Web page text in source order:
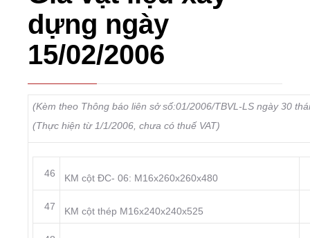
dựng ngày
15/02/2006
(Kèm theo Thông báo liên sở số:01/2006/TBVL-LS ngày 30
(Thực hiện từ 1/1/2006, chưa có thuế VAT)
46 KM cột ĐC- 06: M16x260x260x480
47 KM cột thép M16x240x240x525